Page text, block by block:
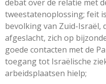
debat over de relatie met
tweestatenoplossing; feit
bevolking van Zuid-Israël,
afgeslacht, zich op
goede contacten met de
toegang tot Israëlische
arbeidsplaatsen hielp;